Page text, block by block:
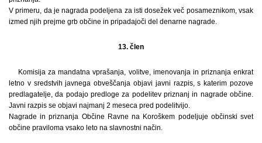
V primeru, da je nagrada podeljena za isti dosežek več posameznikom, vsak
izmed njih prejme grb občine in pripadajoči del denarne nagrade.
13. člen
Komisija za mandatna vprašanja, volitve, imenovanja in priznanja enkrat
letno v sredstvih javnega obveščanja objavi javni razpis, s katerim pozove
predlagatelje, da podajo predloge za podelitev priznanj in nagrade občine.
Javni razpis se objavi najmanj 2 meseca pred podelitvijo.
Nagrade in priznanja Občine Ravne na Koroškem podeljuje občinski svet
občine praviloma vsako leto na slavnostni način.